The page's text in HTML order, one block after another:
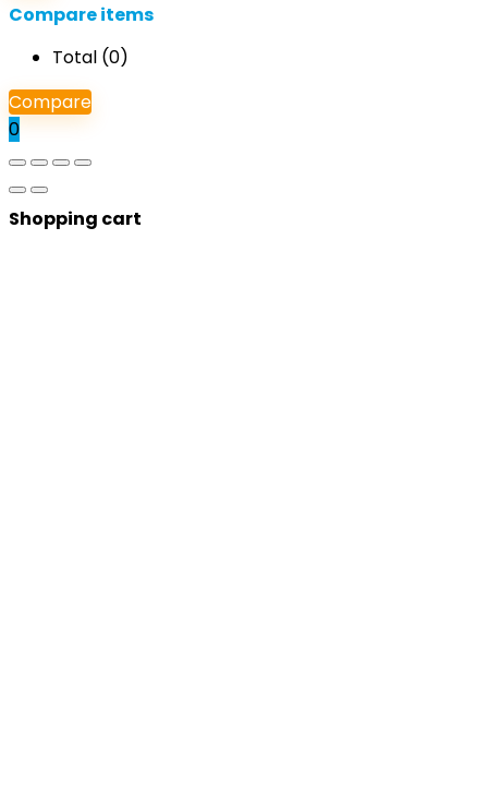
Compare items
Total (0)
Compare
0
Shopping cart